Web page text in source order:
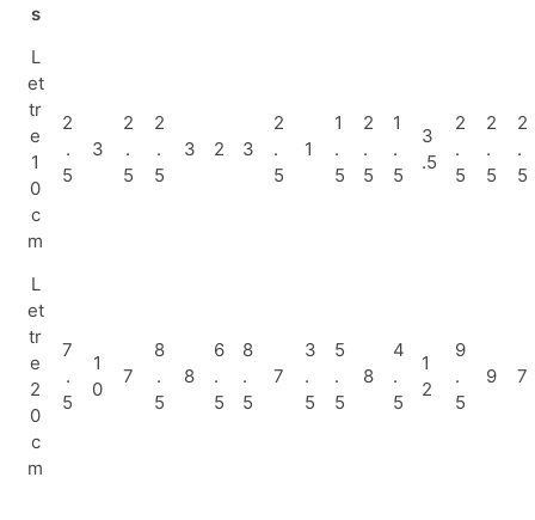
s
L
et
tr
e
1
0
c
m
2
.
5
3
2
.
5
2
.
5
3 2 3
2
.
5
1
1
.
5
2
.
5
1
.
5
3
.5
2
.
5
2
.
5
2
.
5
L
et
tr
e
2
0
c
m
7
.
5
1
0
7
8
.
5
8
6
.
5
8
.
5
7
3
.
5
5
.
5
8
4
.
5
1
2
9
.
5
9 7